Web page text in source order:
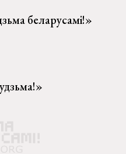
беларусамі!»